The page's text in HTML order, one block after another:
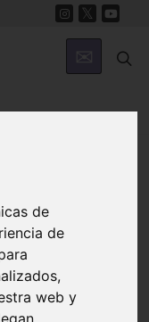
de
de
web y
fotografías